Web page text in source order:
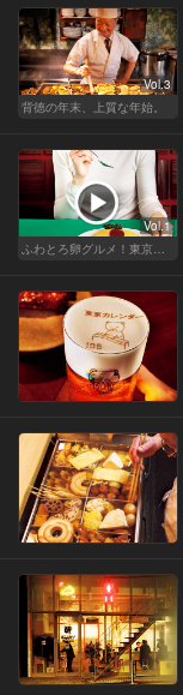
Vol.3
背徳の年末、上質な年始。
Vol.1
ふわとろ卵グルメ！東京で外せない人気店